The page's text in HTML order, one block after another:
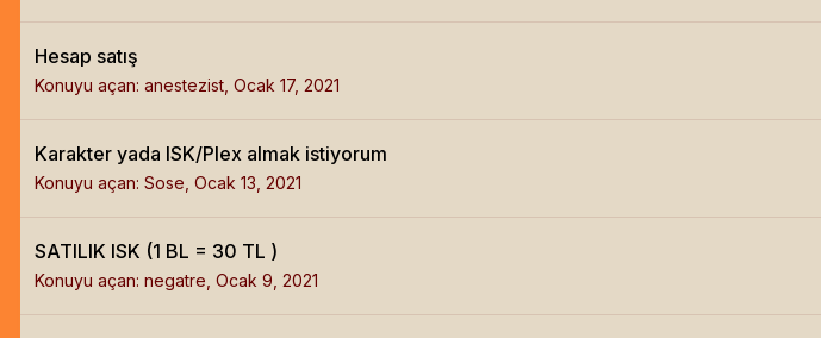
Hesap satış
Konuyu açan: anestezist Ocak 17, 2021
Karakter yada ISK/Plex almak istiyorum
Konuyu açan: Sose Ocak 13, 2021
SATILIK ISK (1 BL = 30 TL )
Konuyu açan: negatre Ocak 9, 2021